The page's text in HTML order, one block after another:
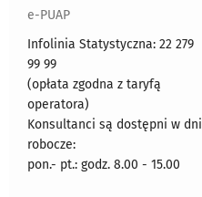
e-PUAP
Infolinia Statystyczna: 22 279
99 99
(opłata zgodna z taryfą
operatora)
Konsultanci są dostępni w dni
robocze:
pon.- pt.: godz. 8.00 - 15.00